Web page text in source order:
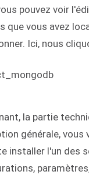
pouvez voir
que vous avez
Ici, nous
la partie
générale, vous
installer l'un des